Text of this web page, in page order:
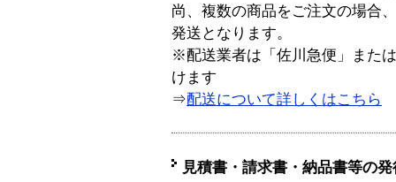
尚、複数の商品をご注文の場合
発送となります。
※配送業者は「佐川急便」また
けます
⇒配送について詳しくはこちら
見積書・請求書・納品書等の